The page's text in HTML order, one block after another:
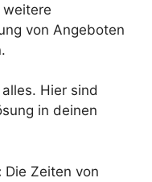
von Angeboten
Hier sind
in deinen
Die Zeiten von